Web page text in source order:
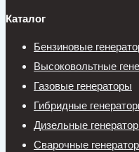
Каталог
Бензиновые
Высоковольтные
Газовые генераторы
Гибридные
Дизельные
Сварочные